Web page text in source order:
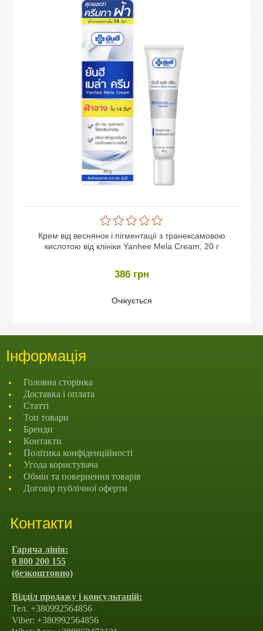
Крем від веснянок і пігментації з транексамовою
кислотою від клініки Yanhee Mela Cream, 20 г
386 грн
Очікується
Інформація
Головна сторінка
Доставка і оплата
Статті
Топ товари
Бренди
Контакти
Політика конфіденційності
Угода користувача
Обмін та повернення товарів
Договір публічної оферти
Контакти
Гаряча лінія:
0 800 200 155
(безкоштовно)
Відділ продажу і консультацій:
Тел. +380992564856
Viber: +380992564856